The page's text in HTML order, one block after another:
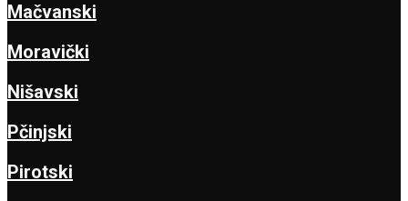
Mačvanski
Moravički
Nišavski
Pčinjski
Pirotski